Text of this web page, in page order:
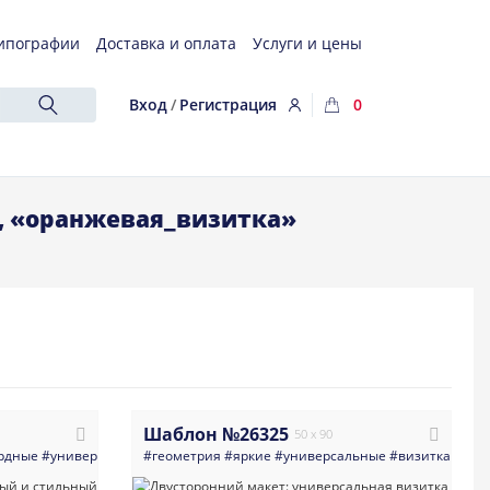
Доставка и оплата Услуги и цены
Вход/ Регистрация 0
#универсальные #визитка #дизайн#рекламное_агентство
Шаблон №26325 50 x 90
#геометрия #яркие #универсальные #визитка